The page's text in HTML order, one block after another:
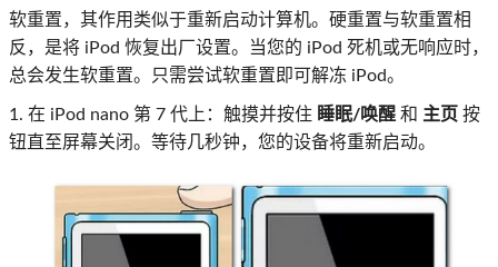
软重置，其作用类似于重新启动计算机。硬重置与软重置相
反，是将 iPod 恢复出厂设置。当您的 iPod 死机或无响应时，
总会发生软重置。只需尝试软重置即可解冻 iPod。
1. 在 iPod nano 第 7 代上：触摸并按住 睡眠/唤醒 和 主页 按
钮直至屏幕关闭。等待几秒钟，您的设备将重新启动。